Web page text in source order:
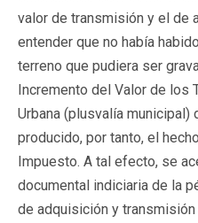
valor de transmisión y el de
entender que no había
terreno que pudiera ser
Incremento del Valor de los
Urbana (plusvalía municipal)
producido, por tanto, el
Impuesto. A tal efecto, se
documental indiciaria de la
de adquisición y